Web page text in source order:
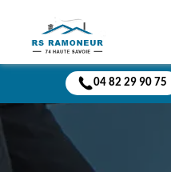
04 82 29 90 75